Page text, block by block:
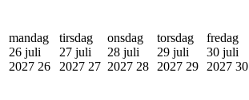
mandag
26 juli
2027 26
tirsdag
27 juli
2027 27
onsdag
28 juli
2027 28
torsdag
29 juli
2027 29
fredag
30 juli
2027 30